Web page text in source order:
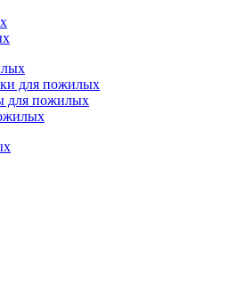
для пожилых
для пожилых